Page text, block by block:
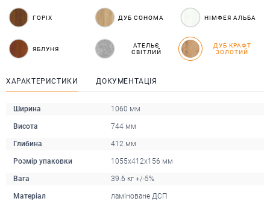
ГОРІХ ДУБ СОНОМА НІМФЕЯ АЛЬБА
ЯБЛУНЯ
АТЕЛЬЄ
СВІТЛИЙ
ДУБ КРАФТ
ЗОЛОТИЙ
ХАРАКТЕРИСТИКИ ДОКУМЕНТАЦІЯ
Ширина 1060 мм
Висота 744 мм
Глибина 412 мм
Розмір упаковки 1055х412х156 мм
Вага 39.6 кг +/-5%
Матеріал ламіноване ДСП